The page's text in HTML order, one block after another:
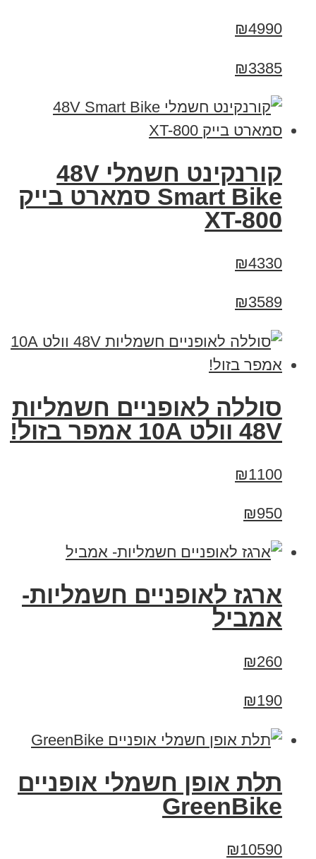
₪4990
₪3385
קורנקינט חשמלי 48V
Smart Bike סמארט בייק
XT-800
₪4330
₪3589
סוללה לאופניים חשמליות
48V וולט 10A אמפר בזול!
₪1100
₪950
ארגז לאופניים חשמליות-
אמביל
₪260
₪190
תלת אופן חשמלי אופניים
GreenBike
₪10590